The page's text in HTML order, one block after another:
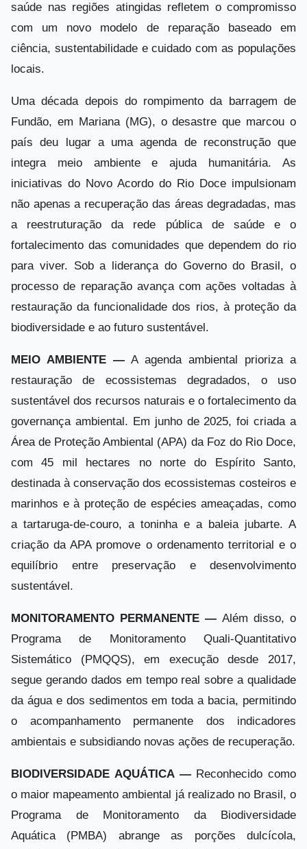
saúde nas regiões atingidas refletem o compromisso
com um novo modelo de reparação baseado em
ciência, sustentabilidade e cuidado com as populações
locais.
Uma década depois do rompimento da barragem de
Fundão, em Mariana (MG), o desastre que marcou o
país deu lugar a uma agenda de reconstrução que
integra meio ambiente e ajuda humanitária. As
iniciativas do Novo Acordo do Rio Doce impulsionam
não apenas a recuperação das áreas degradadas, mas
a reestruturação da rede pública de saúde e o
fortalecimento das comunidades que dependem do rio
para viver. Sob a liderança do Governo do Brasil, o
processo de reparação avança com ações voltadas à
restauração da funcionalidade dos rios, à proteção da
biodiversidade e ao futuro sustentável.
MEIO AMBIENTE — A agenda ambiental prioriza a
restauração de ecossistemas degradados, o uso
sustentável dos recursos naturais e o fortalecimento da
governança ambiental. Em junho de 2025, foi criada a
Área de Proteção Ambiental (APA) da Foz do Rio Doce,
com 45 mil hectares no norte do Espírito Santo,
destinada à conservação dos ecossistemas costeiros e
marinhos e à proteção de espécies ameaçadas, como
a tartaruga-de-couro, a toninha e a baleia jubarte. A
criação da APA promove o ordenamento territorial e o
equilíbrio entre preservação e desenvolvimento
sustentável.
MONITORAMENTO PERMANENTE — Além disso, o
Programa de Monitoramento Quali-Quantitativo
Sistemático (PMQQS), em execução desde 2017,
segue gerando dados em tempo real sobre a qualidade
da água e dos sedimentos em toda a bacia, permitindo
o acompanhamento permanente dos indicadores
ambientais e subsidiando novas ações de recuperação.
BIODIVERSIDADE AQUÁTICA —Reconhecido como
o maior mapeamento ambiental já realizado no Brasil, o
Programa de Monitoramento da Biodiversidade
Aquática (PMBA) abrange as porções dulcícola,